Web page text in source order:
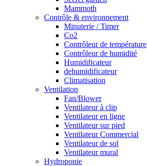
Mammoth
Contrôle & environnement
Minuterie / Timer
Co2
Contrôleur de température
Contrôleur de humidité
Humidificateur
dehumidificateur
Climatisation
Ventilation
Fan/Blower
Ventilateur à clip
Ventilateur en ligne
Ventilateur sur pied
Ventilateur Commercial
Ventilateur de sol
Ventilateur mural
Hydroponie